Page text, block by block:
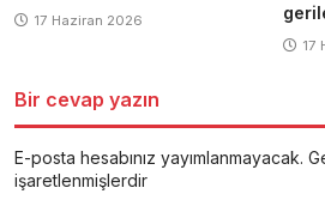
17 Haziran 2026
17
Bir cevap yazın
E-posta hesabınız yayımlanmayacak.
işaretlenmişlerdir